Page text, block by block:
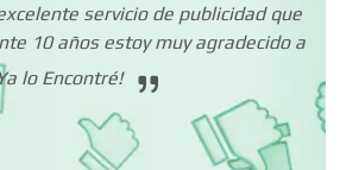
servicio de publicidad que
10 años estoy muy agradecido a
lo Encontré!